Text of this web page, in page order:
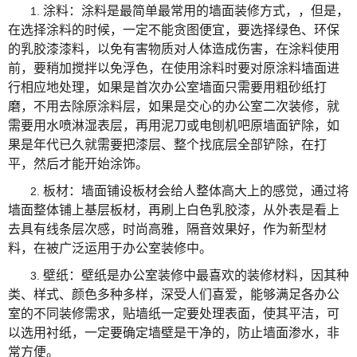
1. 涂料：涂料是最简单最常用的墙面装修方式，，但是，
在选择涂料的时候，一定不能贪图便宜，要选择绿色、环保
的乳胶漆漆料，以免有害物质对人体造成伤害，在涂料使用
前，要稍加搅拌以免浮色，在使用涂料时要对原涂料墙面进
行相应地处理，如果是首次办公室墙面只需要用粗砂纸打
磨，不用去除原涂料层，如果是交心的办公室二次装修，就
需要用水喷淋湿表层，再用泥刀或电刨机吧原墙面铲除，如
果是年代已久就需要把漆层、整个找底层全部铲除，在打
平，然后才能开始涂饰。
2. 板材：墙面铺设板材会给人整体高大上的感觉，通过将
墙面整体铺上基层板材，再刷上白色乳胶漆，从外表是看上
去具有线条层次感，时尚高雅，隔音效果好，作为新型材
料，在被广泛运用于办公室装修中。
3. 壁纸：壁纸是办公室装修中最喜欢的装修材料，因其种
类、样式、颜色多种多样，深受人们喜爱，能够满足各办公
室的不同装修需求，贴墙纸一定要处理表面，使其平洁，可
以选用衬纸，一定要确定墙壁是干净的，防止墙面渗水，非
常方便。